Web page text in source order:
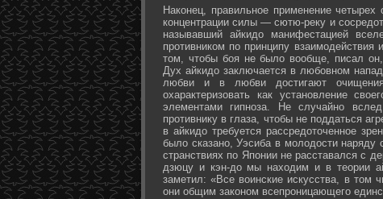
Наконец, правильное применение
концентрации силы — сютю-реку и
называвший айкидо манифестацией
противником по принципу
том, чтобы боя не было вообще, писал
Дух айкидо заключается в любовном
любви и в любви достигают
охарактеризовать как установление
элементами гипноза. Не случайно
противнику в глаза, чтобы не поддаться
в айкидо требуется рассредоточенное
было сказано, Уэсиба в молодости наряду
странствиях по Японии не расставался с
дзюцу и кэн-до мы находим и в теории
заметил: «Все воинские искусства, в том
они общим законом всепроницающего